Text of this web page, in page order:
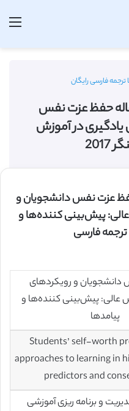
ترجمه فارسی رایگان
حفظ عزت نفس
در آموزش
عزت نفس دانشجویان و
پیش‌بینی کننده‌ها و
فارسی
و رویکردهای
عالی: پیش‌بینی کننده‌ها و
پیامدها
Students’ self-worth
approaches to learning in
predictors and
و برنامه ریزی آموزشی